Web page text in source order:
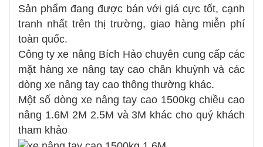
Sản phẩm đang được bán với giá cực tốt, cạnh
tranh nhất trên thị trường, giao hàng miễn phí
toàn quốc.
Công ty xe nâng Bích Hảo chuyên cung cấp các
mặt hàng xe nâng tay cao chân khuỳnh và các
dòng xe nâng tay cao thông thường khác.
Một số dòng xe nâng tay cao 1500kg chiều cao
nâng 1.6M 2M 2.5M và 3M khác cho quý khách
tham khảo